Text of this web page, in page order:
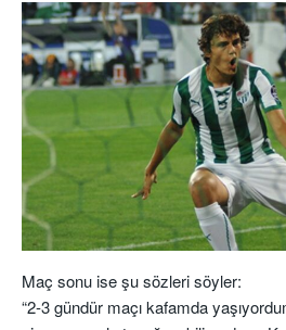
Maç sonu ise şu sözleri söyler:
“2-3 gündür maçı kafamda